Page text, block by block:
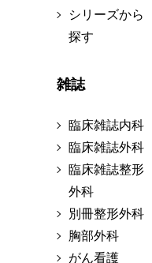
シリーズから
探す
雑誌
臨床雑誌内科
臨床雑誌外科
臨床雑誌整形
外科
別冊整形外科
胸部外科
がん看護